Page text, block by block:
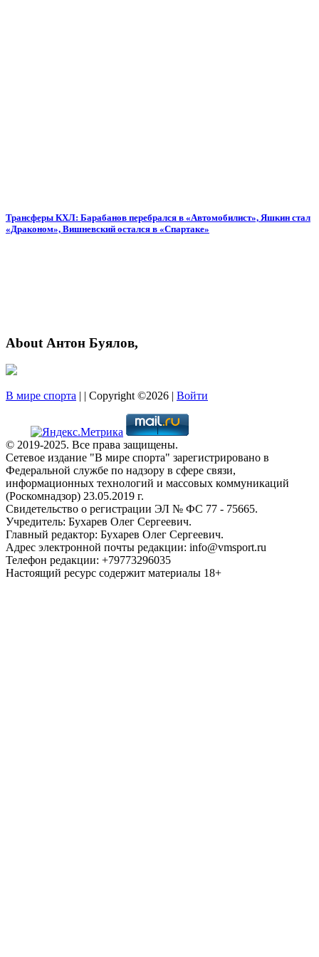
Трансферы КХЛ: Барабанов перебрался в «Автомобилист», Яшкин стал
«Драконом», Вишневский остался в «Спартаке»
About Антон Буялов,
В мире спорта | | Copyright ©2026 | Войти
© 2019-2025. Все права защищены.
Сетевое издание "В мире спорта" зарегистрировано в
Федеральной службе по надзору в сфере связи,
информационных технологий и массовых коммуникаций
(Роскомнадзор) 23.05.2019 г.
Свидетельство о регистрации ЭЛ № ФС 77 - 75665.
Учредитель: Бухарев Олег Сергеевич.
Главный редактор: Бухарев Олег Сергеевич.
Адрес электронной почты редакции: info@vmsport.ru
Телефон редакции: +79773296035
Настоящий ресурс содержит материалы 18+